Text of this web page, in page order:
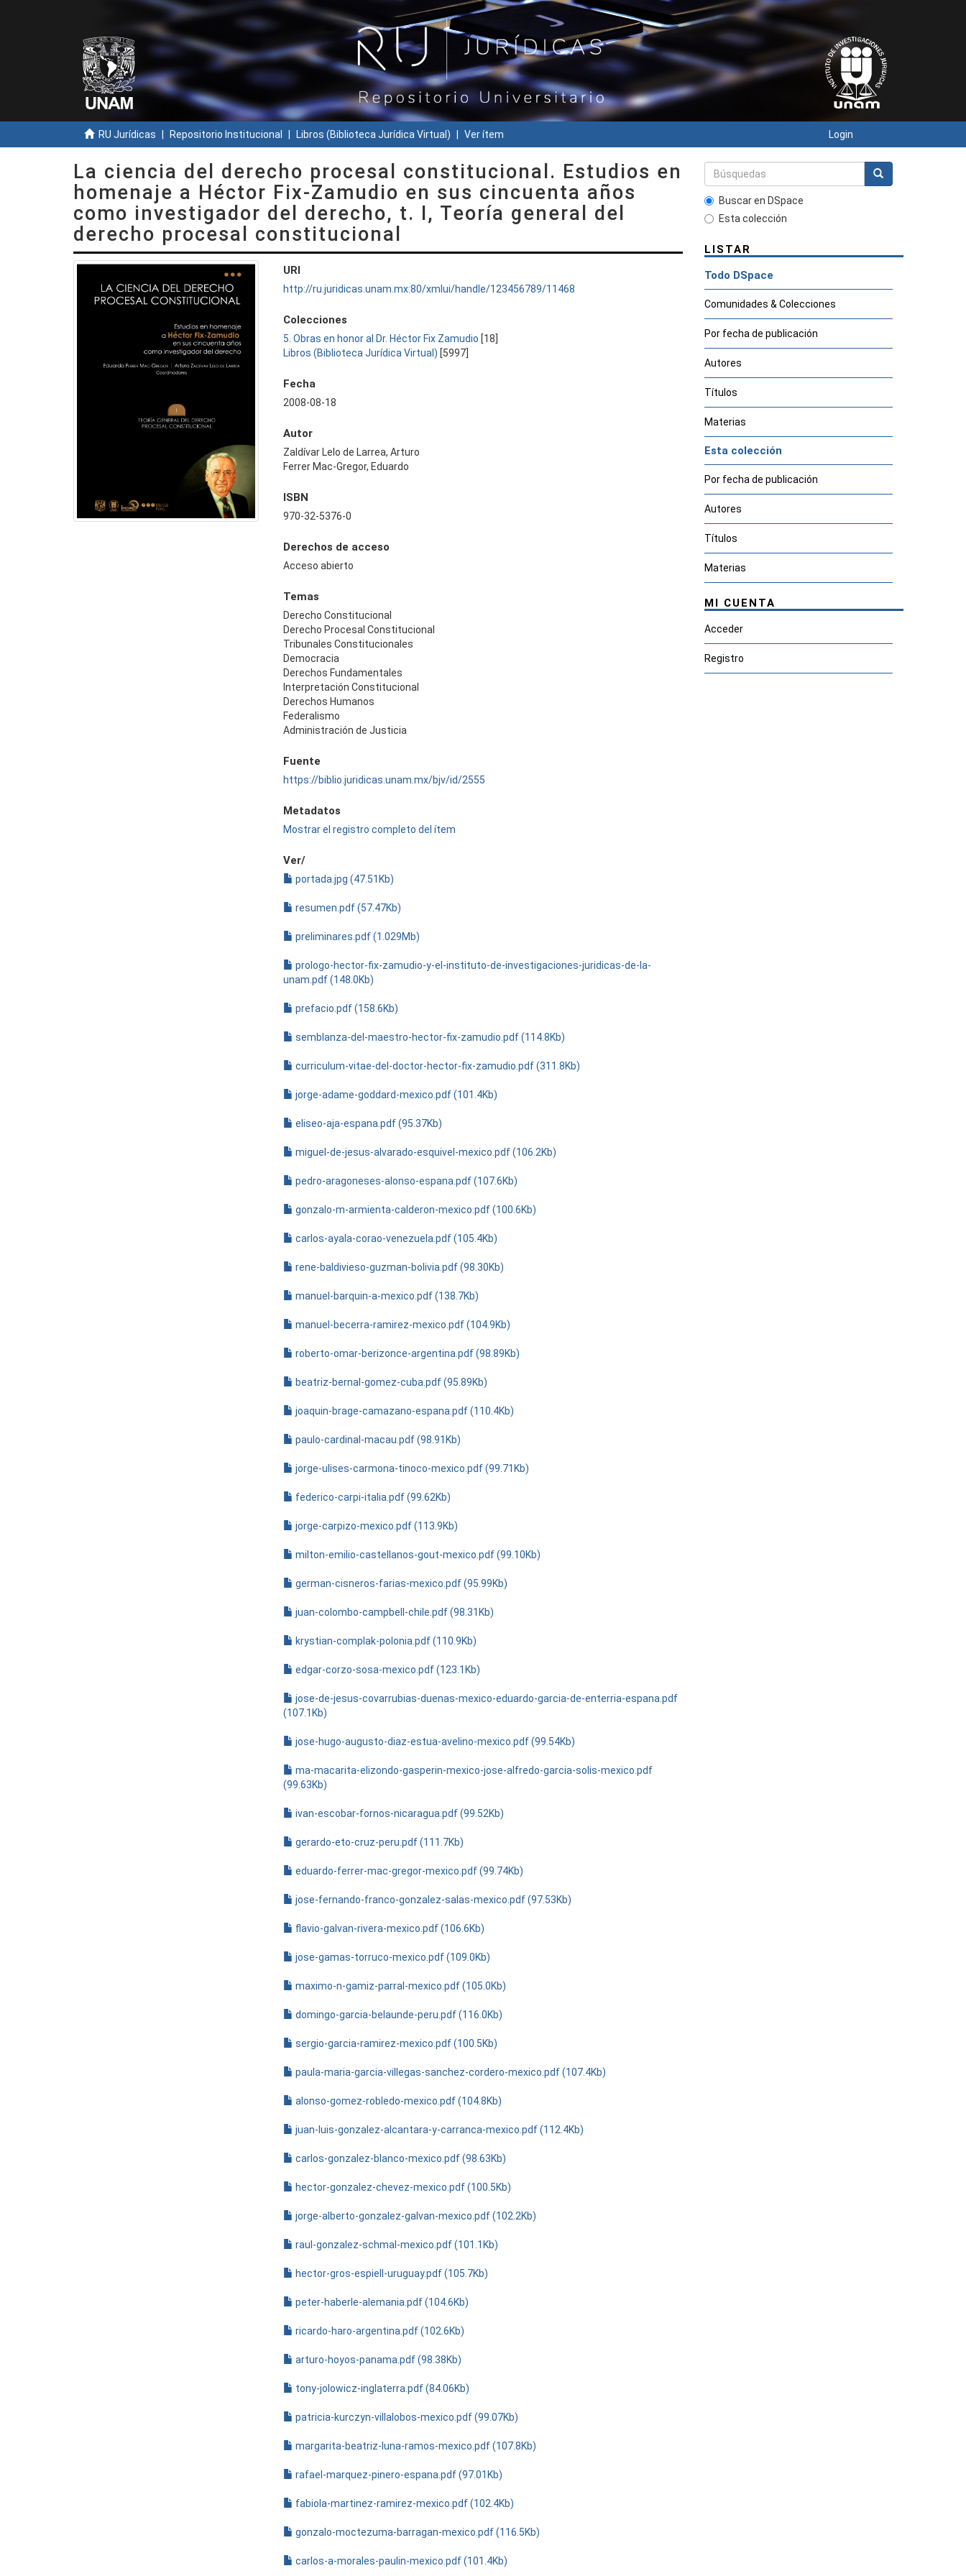
RU Jurídicas Repositorio Institucional Libros (Biblioteca Jurídica Virtual) Ver ítem Login
La ciencia del derecho procesal constitucional. Estudios en
homenaje a Héctor Fix-Zamudio en sus cincuenta años
como investigador del derecho, t. I, Teoría general del
derecho procesal constitucional
URI
http://ru.juridicas.unam.mx:80/xmlui/handle/123456789/11468
Colecciones
5. Obras en honor al Dr. Héctor Fix Zamudio [18]
Libros (Biblioteca Jurídica Virtual) [5997]
Fecha
2008-08-18
Autor
Zaldívar Lelo de Larrea, Arturo
Ferrer Mac-Gregor, Eduardo
ISBN
970-32-5376-0
Derechos de acceso
Acceso abierto
Temas
Derecho Constitucional
Derecho Procesal Constitucional
Tribunales Constitucionales
Democracia
Derechos Fundamentales
Interpretación Constitucional
Derechos Humanos
Federalismo
Administración de Justicia
Fuente
https://biblio.juridicas.unam.mx/bjv/id/2555
Metadatos
Mostrar el registro completo del ítem
Ver/
portada.jpg (47.51Kb)
resumen.pdf (57.47Kb)
preliminares.pdf (1.029Mb)
prologo-hector-fix-zamudio-y-el-instituto-de-investigaciones-juridicas-de-la-
unam.pdf (148.0Kb)
prefacio.pdf (158.6Kb)
semblanza-del-maestro-hector-fix-zamudio.pdf (114.8Kb)
curriculum-vitae-del-doctor-hector-fix-zamudio.pdf (311.8Kb)
jorge-adame-goddard-mexico.pdf (101.4Kb)
eliseo-aja-espana.pdf (95.37Kb)
miguel-de-jesus-alvarado-esquivel-mexico.pdf (106.2Kb)
pedro-aragoneses-alonso-espana.pdf (107.6Kb)
gonzalo-m-armienta-calderon-mexico.pdf (100.6Kb)
carlos-ayala-corao-venezuela.pdf (105.4Kb)
rene-baldivieso-guzman-bolivia.pdf (98.30Kb)
manuel-barquin-a-mexico.pdf (138.7Kb)
manuel-becerra-ramirez-mexico.pdf (104.9Kb)
roberto-omar-berizonce-argentina.pdf (98.89Kb)
beatriz-bernal-gomez-cuba.pdf (95.89Kb)
joaquin-brage-camazano-espana.pdf (110.4Kb)
paulo-cardinal-macau.pdf (98.91Kb)
jorge-ulises-carmona-tinoco-mexico.pdf (99.71Kb)
federico-carpi-italia.pdf (99.62Kb)
jorge-carpizo-mexico.pdf (113.9Kb)
milton-emilio-castellanos-gout-mexico.pdf (99.10Kb)
german-cisneros-farias-mexico.pdf (95.99Kb)
juan-colombo-campbell-chile.pdf (98.31Kb)
krystian-complak-polonia.pdf (110.9Kb)
edgar-corzo-sosa-mexico.pdf (123.1Kb)
jose-de-jesus-covarrubias-duenas-mexico-eduardo-garcia-de-enterria-espana.pdf
(107.1Kb)
jose-hugo-augusto-diaz-estua-avelino-mexico.pdf (99.54Kb)
ma-macarita-elizondo-gasperin-mexico-jose-alfredo-garcia-solis-mexico.pdf
(99.63Kb)
ivan-escobar-fornos-nicaragua.pdf (99.52Kb)
gerardo-eto-cruz-peru.pdf (111.7Kb)
eduardo-ferrer-mac-gregor-mexico.pdf (99.74Kb)
jose-fernando-franco-gonzalez-salas-mexico.pdf (97.53Kb)
flavio-galvan-rivera-mexico.pdf (106.6Kb)
jose-gamas-torruco-mexico.pdf (109.0Kb)
maximo-n-gamiz-parral-mexico.pdf (105.0Kb)
domingo-garcia-belaunde-peru.pdf (116.0Kb)
sergio-garcia-ramirez-mexico.pdf (100.5Kb)
paula-maria-garcia-villegas-sanchez-cordero-mexico.pdf (107.4Kb)
alonso-gomez-robledo-mexico.pdf (104.8Kb)
juan-luis-gonzalez-alcantara-y-carranca-mexico.pdf (112.4Kb)
carlos-gonzalez-blanco-mexico.pdf (98.63Kb)
hector-gonzalez-chevez-mexico.pdf (100.5Kb)
jorge-alberto-gonzalez-galvan-mexico.pdf (102.2Kb)
raul-gonzalez-schmal-mexico.pdf (101.1Kb)
hector-gros-espiell-uruguay.pdf (105.7Kb)
peter-haberle-alemania.pdf (104.6Kb)
ricardo-haro-argentina.pdf (102.6Kb)
arturo-hoyos-panama.pdf (98.38Kb)
tony-jolowicz-inglaterra.pdf (84.06Kb)
patricia-kurczyn-villalobos-mexico.pdf (99.07Kb)
margarita-beatriz-luna-ramos-mexico.pdf (107.8Kb)
rafael-marquez-pinero-espana.pdf (97.01Kb)
fabiola-martinez-ramirez-mexico.pdf (102.4Kb)
gonzalo-moctezuma-barragan-mexico.pdf (116.5Kb)
carlos-a-morales-paulin-mexico.pdf (101.4Kb)
Buscar en DSpace
Esta colección
LISTAR
Todo DSpace
Comunidades & Colecciones
Por fecha de publicación
Autores
Títulos
Materias
Esta colección
Por fecha de publicación
Autores
Títulos
Materias
MI CUENTA
Acceder
Registro